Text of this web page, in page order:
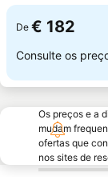
De € 182
Consulte os
Os preços e a
mudam
ofertas que
nos sites de